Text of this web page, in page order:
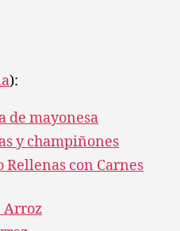
):
de mayonesa
y champiñones
con Carnes
Arroz